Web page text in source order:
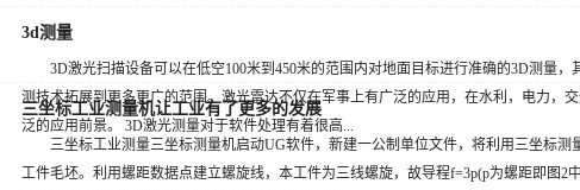
3d测量
3D激光扫描设备可以在低空100米到450米的范围内对地面目标进行准确的3D测量
测技术拓展到更多更广的范围。激光雷达不仅在军事上有广泛的应用，在水利，电力，
泛的应用前景。 3D激光测量对于软件处理有着很高...
三坐标工业测量机让工业有了更多的发展
三坐标工业测量三坐标测量机启动UG软件，新建一公制单位文件，将利用三坐标
工件毛坯。利用螺距数据点建立螺旋线，本工件为三线螺旋，故导程f=3p(p为螺距即图2